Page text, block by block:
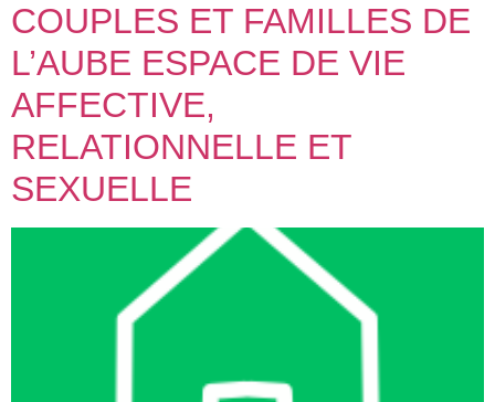
COUPLES ET FAMILLES DE
L’AUBE ESPACE DE VIE
AFFECTIVE,
RELATIONNELLE ET
SEXUELLE